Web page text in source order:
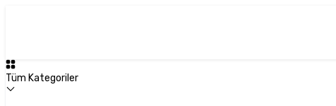
Tüm Kategoriler